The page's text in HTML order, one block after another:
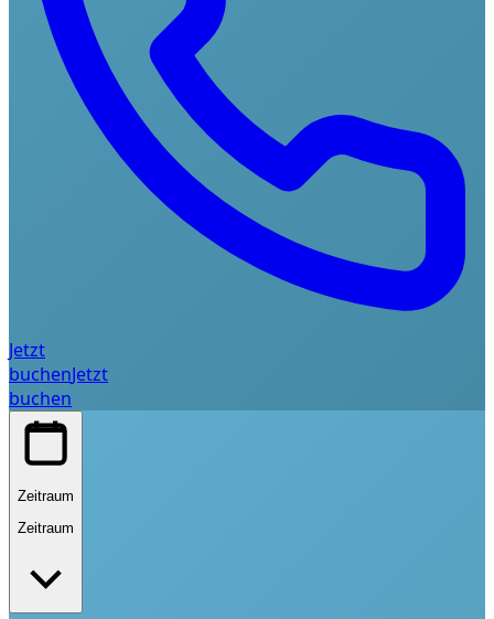
Jetzt
buchenJetzt
buchen
Zeitraum
Zeitraum